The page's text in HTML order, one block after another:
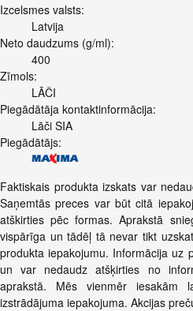
Izcelsmes valsts:
Latvija
Neto daudzums (g/ml):
400
Zīmols:
LĀČI
Piegādātāja kontaktinformācija:
Lāči SIA
Piegādātājs:
Faktiskais produkta izskats var
Saņemtās preces var būt citā
atškirties pēc formas. Aprakstā
vispārīga un tādēļ tā nevar tikt
produkta iepakojumu. Informācija uz
un var nedaudz atšķirties no
aprakstā. Mēs vienmēr iesakām
izstrādājuma iepakojuma. Akcijas